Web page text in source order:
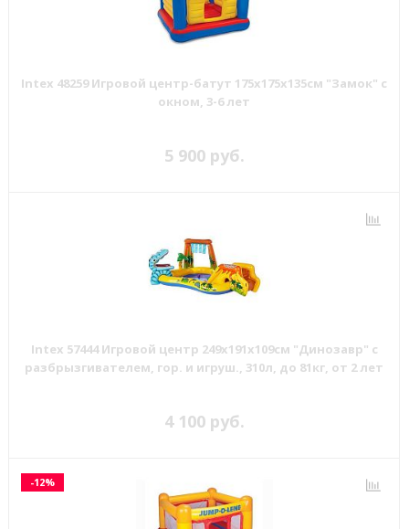
Intex 48259 Игровой центр-батут 175х175х135см "Замок" с
окном, 3-6 лет
5 900 руб.
Intex 57444 Игровой центр 249х191х109см "Динозавр" с
разбрызгивателем, гор. и игруш., 310л, до 81кг, от 2 лет
4 100 руб.
-12%